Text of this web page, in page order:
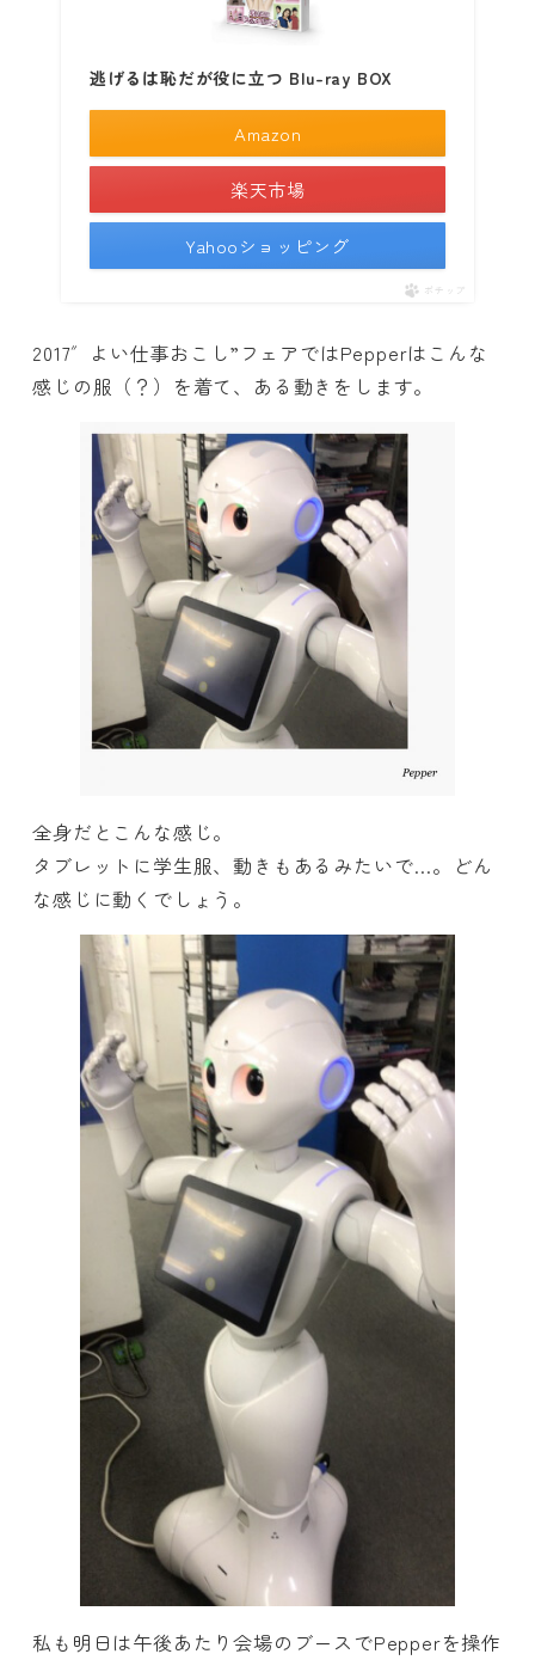
逃げるは恥だが役に立つ Blu-ray BOX
Amazon
楽天市場
Yahooショッピング
ポチップ
2017″よい仕事おこし”フェアではPepperはこんな
感じの服（？）を着て、ある動きをします。
全身だとこんな感じ。
タブレットに学生服、動きもあるみたいで…。どん
な感じに動くでしょう。
私も明日は午後あたり会場のブースでPepperを操作